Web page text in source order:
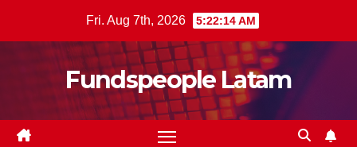
Fri. Aug 7th, 2026 5:22:15 AM
Fundspeople Latam